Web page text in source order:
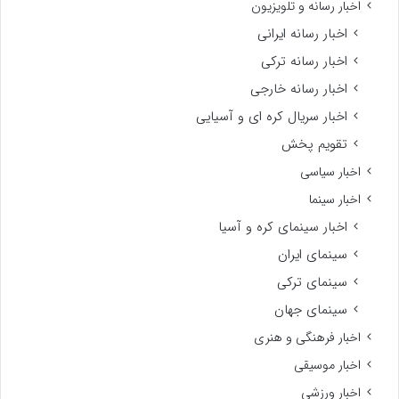
اخبار رسانه و تلویزیون
اخبار رسانه ایرانی
اخبار رسانه ترکی
اخبار رسانه خارجی
اخبار سریال کره ای و آسیایی
تقویم پخش
اخبار سیاسی
اخبار سینما
اخبار سینمای کره و آسیا
سینمای ایران
سینمای ترکی
سینمای جهان
اخبار فرهنگی و هنری
اخبار موسیقی
اخبار ورزشی